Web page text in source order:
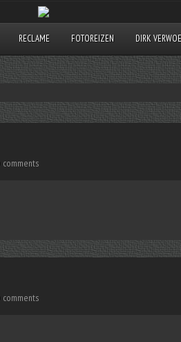
RECLAME FOTOREIZEN DIRK
comments
comments